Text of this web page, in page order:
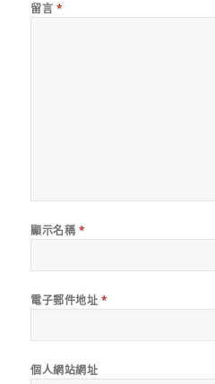
留言 *
顯示名稱 *
電子郵件地址 *
個人網站網址